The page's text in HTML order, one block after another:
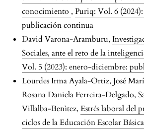
conocimiento , Puriq: Vol. 6
publicación continua
David Varona-Aramburu,
Sociales, ante el reto de la
Vol. 5 (2023): enero-diciembre:
Lourdes Irma Ayala-Ortiz, José
Rosana Daniela Ferreira-Delgado,
Villalba-Benìtez, Estrés laboral del
ciclos de la Educación Escolar